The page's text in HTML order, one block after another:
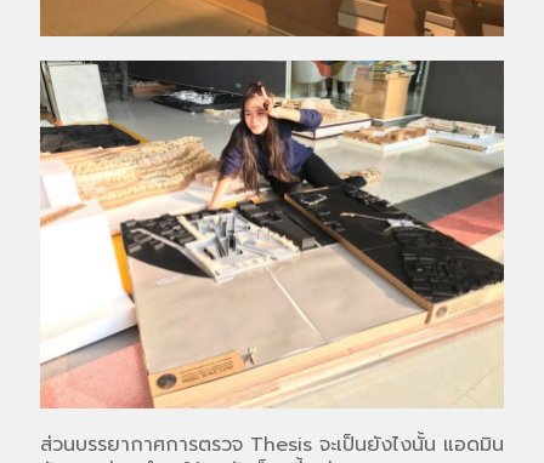
ส่วนบรรยากาศการตรวจ Thesis จะเป็นยังไงนั้น แอดมิน